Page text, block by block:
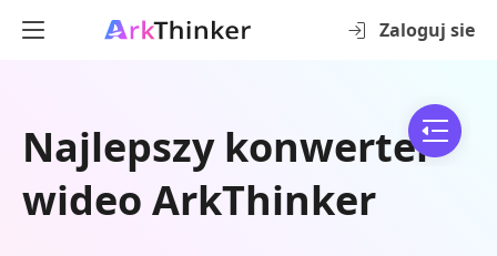
Zaloguj sie
Najlepszy konwerter
wideo ArkThinker